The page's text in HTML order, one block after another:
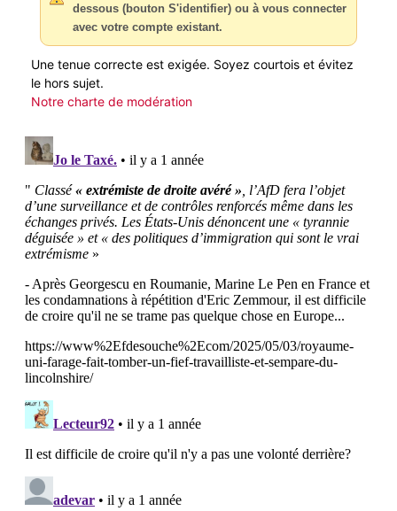
dessous (bouton S'identifier) ou à vous connecter
avec votre compte existant.
Une tenue correcte est exigée. Soyez courtois et évitez
le hors sujet.
Notre charte de modération